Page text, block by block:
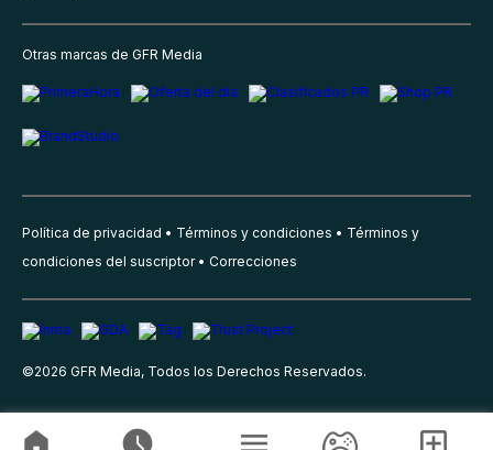
Otras marcas de GFR Media
Política de privacidad Términos y condiciones
Términos y
condiciones del suscriptor
Correcciones
©2026 GFR Media, Todos los Derechos Reservados.